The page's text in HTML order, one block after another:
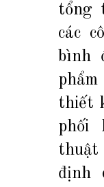
tổng
các
bình
thiết
phối
thuật
định